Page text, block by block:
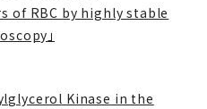
of RBC by highly stable
」
Kinase in the